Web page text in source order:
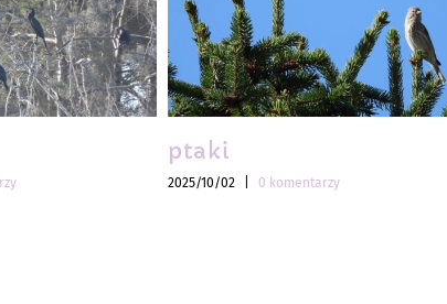
ptaki
2025/10/02 0 komentarzy